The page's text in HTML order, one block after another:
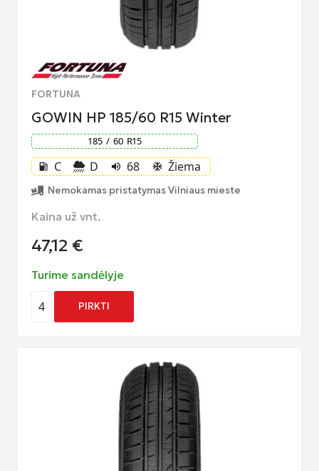
FORTUNA
GOWIN HP 185/60 R15 Winter
185 / 60 R15
local_gas_station C D volume_up 68 ac_unit Žiema
Nemokamas pristatymas Vilniaus mieste
Kaina už vnt.
47,12 €
Turime sandėlyje
4 PIRKTI